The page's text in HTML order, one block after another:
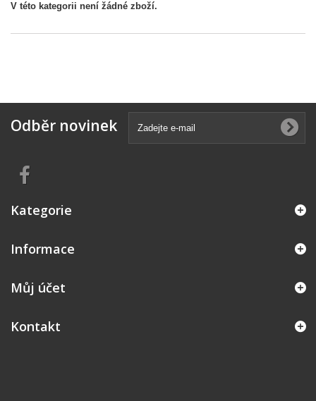
V této kategorii není žádné zboží.
Odběr novinek
Kategorie
Informace
Můj účet
Kontakt